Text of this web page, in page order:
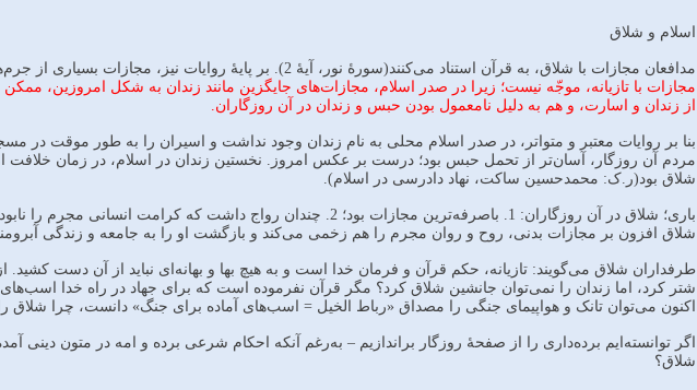
اسلام و شلاق
مدافعان مجازات با شلاق، به قرآن استناد می‌کنند(سورۀ نور، آیۀ 2). بر پایۀ روایات نیز، مجازات بسیاری از جرم‌های اخلاقی و اجتماعی، شلاق است.
مجازات با تازیانه، موجّه نیست؛ زیرا در صدر اسلام، مجازات‌های جایگزین مانند زندان به شکل امروزین،
از زندان و اسارت، و هم به دلیل نامعمول بودن حبس و زندان در آن روزگاران.
بنا بر روایات معتبر و متواتر، در صدر اسلام محلی به نام زندان وجود نداشت و اسیران را به طور موقت در
مردم آن روزگار، آسان‌تر از تحمل حبس بود؛ درست بر عکس امروز. نخستین زندان در اسلام، در زمان خلافت
شلاق بود(ر.ک: محمدحسين ساكت، نهاد دادرسی در اسلام).
باری؛ شلاق در آن روزگاران: 1. باصرفه‌ترین مجازات بود؛ 2. چندان رواج
شلاق افزون بر مجازات بدنی، روح و روان مجرم را هم زخمی می‌کند و بازگشت او را به جامعه و زندگی
طرفداران شلاق می‌گویند: تازیانه، حکم قرآن و فرمان خدا است و به هیچ بها و بهانه‌ای نباید از آن دست کشید.
اکنون می‌توان تانک و هواپیمای جنگی را مصداق «رباط الخیل = اسب‌های آماده برای جنگ» دانست، چرا شلاق
اگر توانسته‌ایم برده‌داری را از صفحۀ روزگار براندازیم – به‌رغم آنکه احکام شرعی برده و امه در متون دینی
شلاق؟